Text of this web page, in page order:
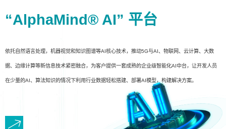
“AlphaMind® AI” 平台
依托自然语言处理，机器视觉和知识图谱等AI核心技术，推动5G与AI、物联网、云计算、大数
据、边缘计算等新信息技术紧密融合，为客户提供一套成熟的企业级智能化AI中台，让开发人员
在少量的AI、算法知识的情况下利用行业数据轻松搭建、部署AI模型，构建解决方案。